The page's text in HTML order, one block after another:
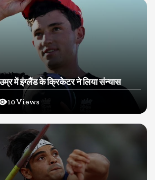
में इंग्लैंड के क्रिकेटर ने लिया संन्यास
10Views